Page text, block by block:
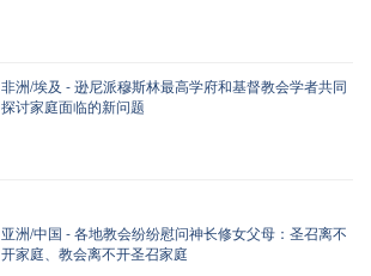
非洲/埃及 - 逊尼派穆斯林最高学府和基督教会学者共同
探讨家庭面临的新问题
亚洲/中国 - 各地教会纷纷慰问神长修女父母：圣召离不
开家庭、教会离不开圣召家庭